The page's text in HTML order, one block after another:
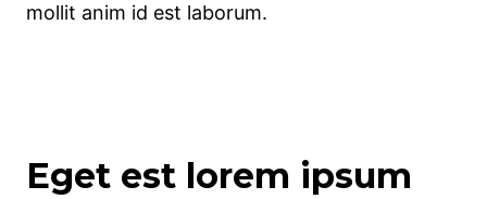
mollit anim id est laborum.
Eget est lorem ipsum